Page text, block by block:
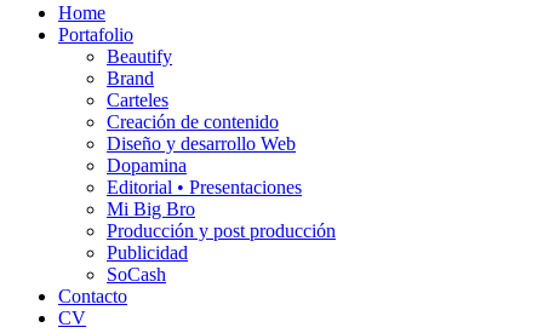
Home
Portafolio
Beautify
Brand
Carteles
Creación de contenido
Diseño y desarrollo Web
Dopamina
Editorial • Presentaciones
Mi Big Bro
Producción y post producción
Publicidad
SoCash
Contacto
CV